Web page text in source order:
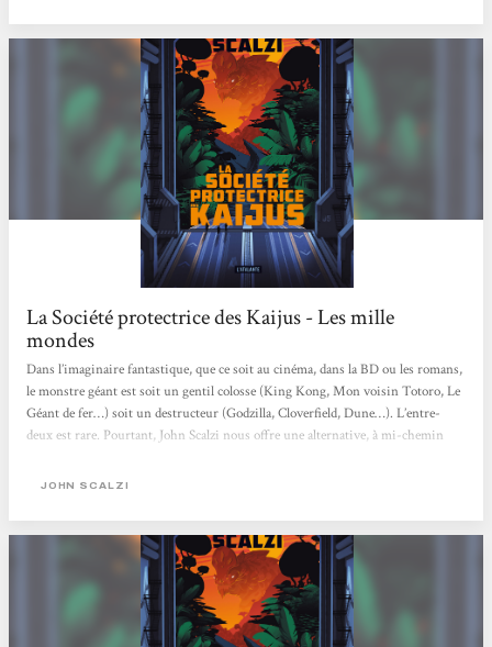
La Société protectrice des Kaijus - Les mille
mondes
Dans l’imaginaire fantastique, que ce soit au cinéma, dans la BD ou les romans,
le monstre géant est soit un gentil colosse (King Kong, Mon voisin Totoro, Le
Géant de fer…) soit un destructeur (Godzilla, Cloverfield, Dune…). L’entre-
deux est rare. Pourtant, John Scalzi nous offre une alternative, à mi-chemin
kaijus, comme les appellent les Japonais, seront à la fois protégés et étudiés. Ici,
destruction de New York par...
JOHN SCALZI